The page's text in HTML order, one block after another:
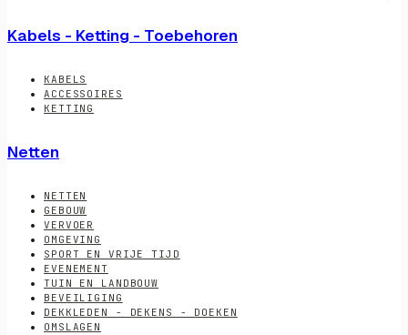
Kabels - Ketting - Toebehoren
KABELS
ACCESSOIRES
KETTING
Netten
NETTEN
GEBOUW
VERVOER
OMGEVING
SPORT EN VRIJE TIJD
EVENEMENT
TUIN EN LANDBOUW
BEVEILIGING
DEKKLEDEN - DEKENS - DOEKEN
OMSLAGEN